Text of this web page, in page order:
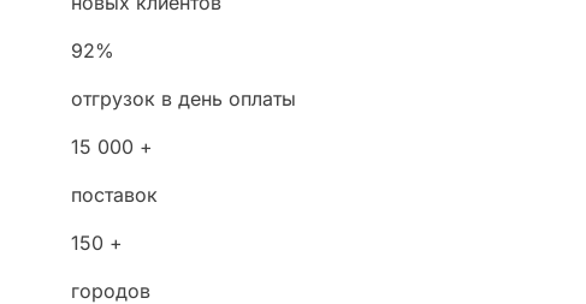
92%
отгрузок в день оплаты
15 000 +
поставок
150 +
городов